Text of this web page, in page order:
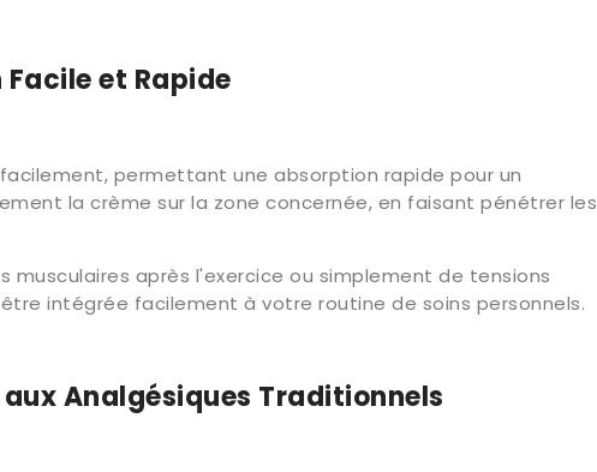
et Rapide
permettant une absorption rapide pour un
la crème sur la zone concernée, en faisant pénétrer les
musculaires après l'exercice ou simplement de tensions
intégrée facilement à votre routine de soins personnels.
Analgésiques Traditionnels